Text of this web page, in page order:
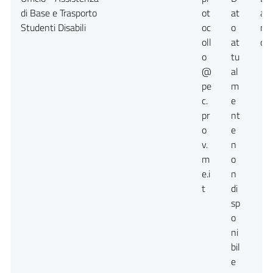
di Base e Trasporto
Studenti Disabili
ot
oc
oll
o
@
pe
c.
pr
o
v.
m
e.i
t
at
o
at
tu
al
m
e
nt
e
n
o
n
di
sp
o
ni
bil
e